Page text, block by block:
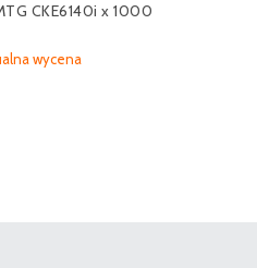
CKE6140i x 1000
wycena